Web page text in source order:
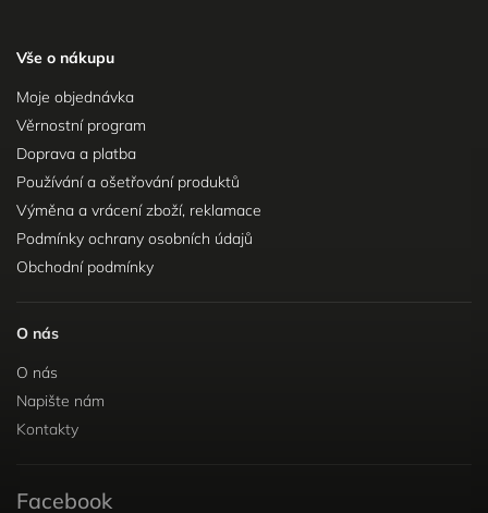
Vše o nákupu
Moje objednávka
Věrnostní program
Doprava a platba
Používání a ošetřování produktů
Výměna a vrácení zboží, reklamace
Podmínky ochrany osobních údajů
Obchodní podmínky
O nás
O nás
Napište nám
Kontakty
Facebook